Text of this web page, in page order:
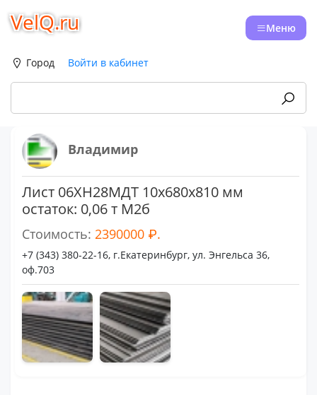
VelQ.ru Меню
Город Войти в кабинет
Владимир
Лист 06ХН28МДТ 10х680х810 мм
остаток: 0,06 т М2б
Стоимость:2390000 ₽.
+7 (343) 380-22-16, г.Екатеринбург, ул. Энгельса 36,
оф.703